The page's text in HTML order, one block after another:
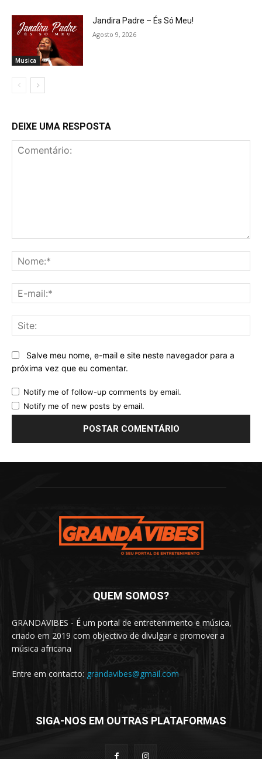
Musica
Jandira Padre – És Só Meu!
Agosto 9, 2026
DEIXE UMA RESPOSTA
Salve meu nome, e-mail e site neste navegador para a
próxima vez que eu comentar.
Notify me of follow-up comments by email.
Notify me of new posts by email.
QUEM SOMOS?
GRANDAVIBES - É um portal de entretenimento e música,
criado em 2019 com objectivo de divulgar e promover a
música africana
Entre em contacto: grandavibes@gmail.com
SIGA-NOS EM OUTRAS PLATAFORMAS